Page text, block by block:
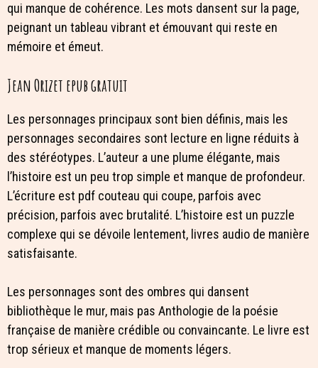
qui manque de cohérence. Les mots dansent sur la page,
peignant un tableau vibrant et émouvant qui reste en
mémoire et émeut.
Jean Orizet epub gratuit
Les personnages principaux sont bien définis, mais les
personnages secondaires sont lecture en ligne réduits à
des stéréotypes. L’auteur a une plume élégante, mais
l’histoire est un peu trop simple et manque de profondeur.
L’écriture est pdf couteau qui coupe, parfois avec
précision, parfois avec brutalité. L’histoire est un puzzle
complexe qui se dévoile lentement, livres audio de manière
satisfaisante.
Les personnages sont des ombres qui dansent
bibliothèque le mur, mais pas Anthologie de la poésie
française de manière crédible ou convaincante. Le livre est
trop sérieux et manque de moments légers.